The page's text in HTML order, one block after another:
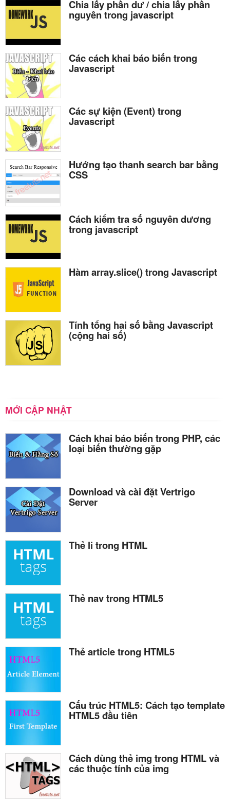
Chia lấy phần dư / chia lấy phần
nguyên trong javascript
Các cách khai báo biến trong
Javascript
Các sự kiện (Event) trong
Javascript
Hướng tạo thanh search bar bằng
CSS
Cách kiểm tra số nguyên dương
trong javascript
Hàm array.slice() trong Javascript
Tính tổng hai số bằng Javascript
(cộng hai số)
MỚI CẬP NHẬT
Cách khai báo biến trong PHP, các
loại biến thường gặp
Download và cài đặt Vertrigo
Server
Thẻ li trong HTML
Thẻ nav trong HTML5
Thẻ article trong HTML5
Cấu trúc HTML5: Cách tạo template
HTML5 đầu tiên
Cách dùng thẻ img trong HTML và
các thuộc tính của img